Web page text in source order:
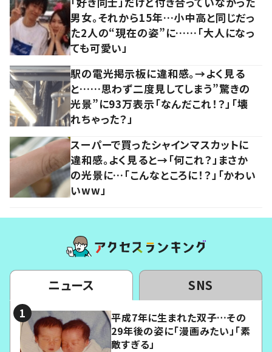
男女。それから15年…小中高と同じだっ
た2人の“現在の姿”に……「大人になっ
ても可愛い」
駅の電光掲示板に違和感。→よく見る
と……思わず二度見してしまう”驚きの
光景”に93万表示「なんだこれ！？」「壊
れちゃった？」
スーパーで買ったシャインマスカットに
違和感。よく見ると→「何これ？」まさか
の光景に…「こんなところに！？」「かわい
いww」
ニュース SNS
平成7年に生まれた双子…その
29年後の姿に「漫画みたい」「素
敵すぎる」